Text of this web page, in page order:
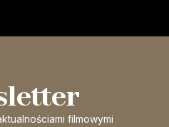
filmowymi